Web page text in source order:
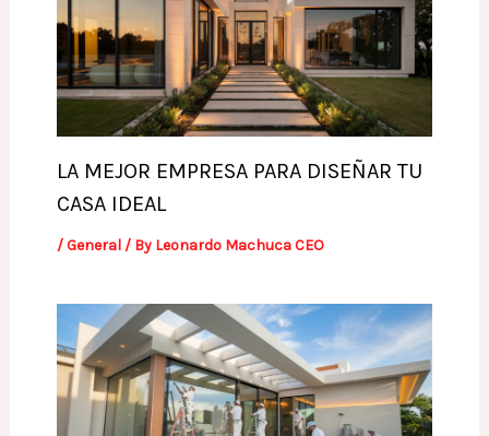
LA MEJOR EMPRESA PARA DISEÑAR TU
CASA IDEAL
/General/ By Leonardo Machuca CEO